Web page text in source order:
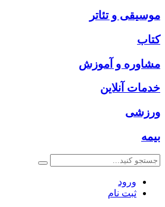
موسیقی و تئاتر
کتاب
مشاوره و آموزش
خدمات آنلاین
ورزشی
بیمه
ورود
ثبت نام